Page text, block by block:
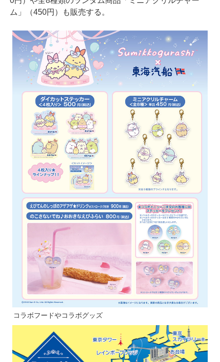
ム」（450円）も販売する。
コラボフードやコラボグッズ